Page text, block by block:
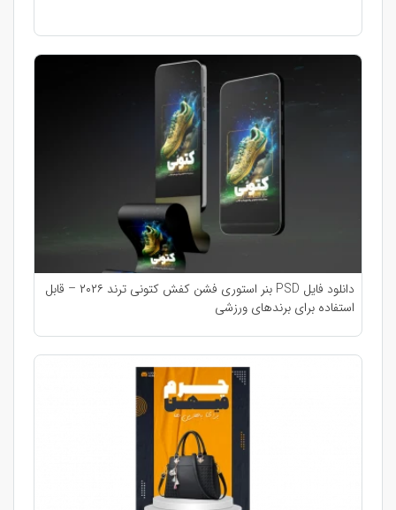
دانلود فایل PSD بنر استوری فشن کفش کتونی ترند ۲۰۲۶ – قابل
استفاده برای برندهای ورزشی